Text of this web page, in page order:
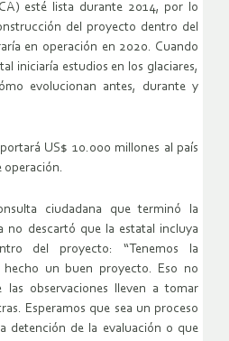
esté lista durante 2014, por lo
del proyecto dentro del
en operación en 2020. Cuando
iniciaría estudios en los glaciares,
evolucionan antes, durante y
US$ 10.000 millones al país
operación.
ciudadana que terminó la
no descartó que la estatal incluya
del proyecto: “Tenemos la
hecho un buen proyecto. Eso no
las observaciones lleven a tomar
Esperamos que sea un proceso
detención de la evaluación o que